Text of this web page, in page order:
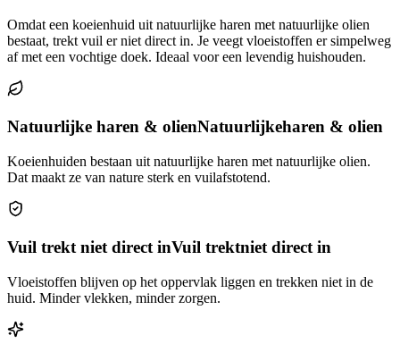
Omdat een koeienhuid uit natuurlijke haren met natuurlijke olien
bestaat, trekt vuil er niet direct in. Je veegt vloeistoffen er simpelweg
af met een vochtige doek. Ideaal voor een levendig huishouden.
Natuurlijke haren & olienNatuurlijkeharen & olien
Koeienhuiden bestaan uit natuurlijke haren met natuurlijke olien.
Dat maakt ze van nature sterk en vuilafstotend.
Vuil trekt niet direct inVuil trektniet direct in
Vloeistoffen blijven op het oppervlak liggen en trekken niet in de
huid. Minder vlekken, minder zorgen.